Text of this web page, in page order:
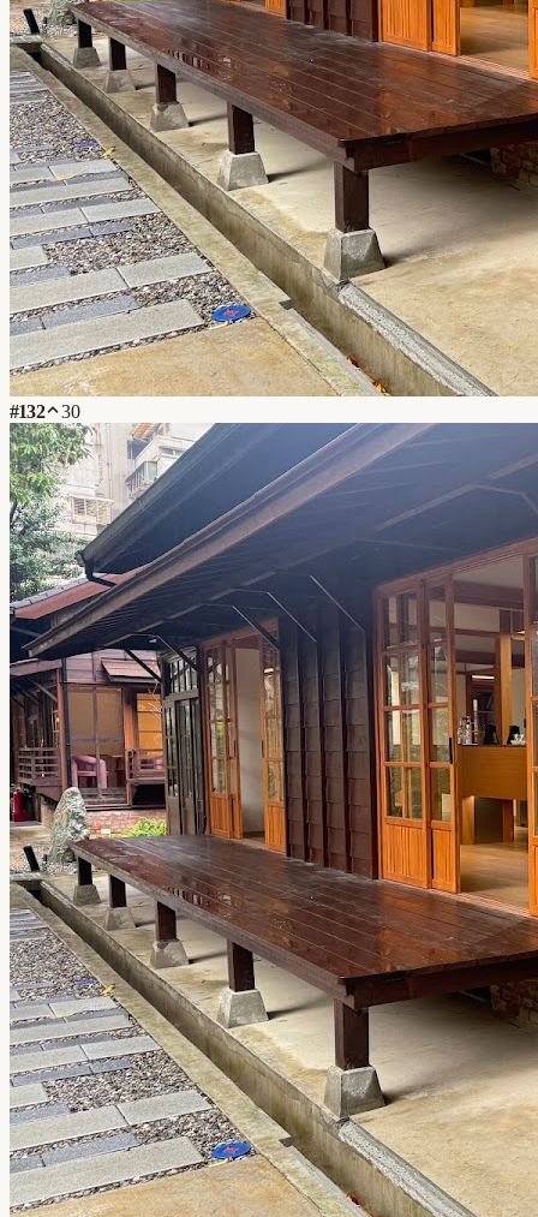
#132 30